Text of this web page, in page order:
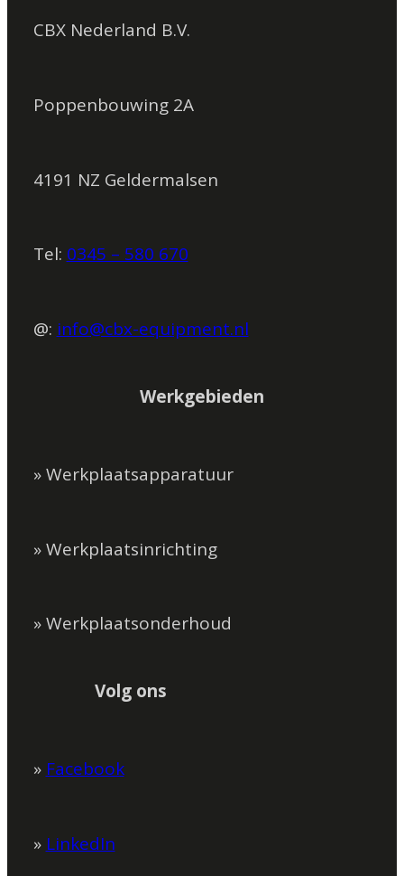
CBX Nederland B.V.
Poppenbouwing 2A
4191 NZ Geldermalsen
Tel: 0345 – 580 670
@: info@cbx-equipment.nl
Werkgebieden
» Werkplaatsapparatuur
» Werkplaatsinrichting
» Werkplaatsonderhoud
Volg ons
» Facebook
» LinkedIn